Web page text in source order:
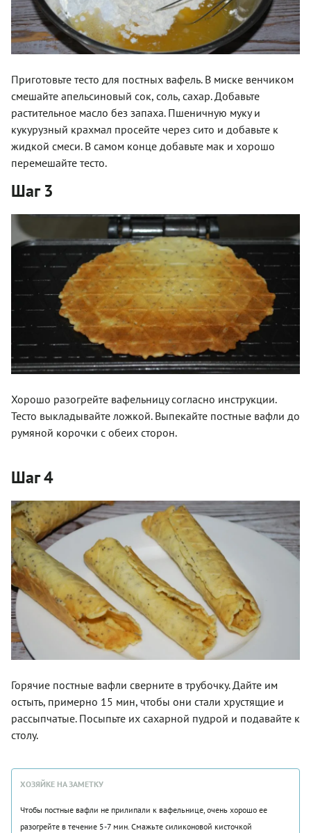
Приготовьте тесто для постных вафель. В миске венчиком
смешайте апельсиновый сок, соль, сахар. Добавьте
растительное масло без запаха. Пшеничную муку и
кукурузный крахмал просейте через сито и добавьте к
жидкой смеси. В самом конце добавьте мак и хорошо
перемешайте тесто.
Шаг 3
Хорошо разогрейте вафельницу согласно инструкции.
Тесто выкладывайте ложкой. Выпекайте постные вафли до
румяной корочки с обеих сторон.
Шаг 4
Горячие постные вафли сверните в трубочку. Дайте им
остыть, примерно 15 мин, чтобы они стали хрустящие и
рассыпчатые. Посыпьте их сахарной пудрой и подавайте к
столу.
ХОЗЯЙКЕ НА ЗАМЕТКУ
Чтобы постные вафли не прилипали к вафельнице, очень хорошо ее
разогрейте в течение 5-7 мин. Смажьте силиконовой кисточкой